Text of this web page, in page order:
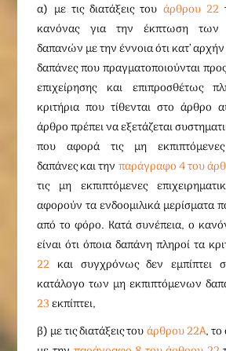
α) με τις διατάξεις του άρθρου 22
κανόνας για την έκπτωση των
δαπανών με την έννοια ότι κατ’
δαπάνες που πραγματοποιούνται
επιχείρησης και επιπροσθέτως
κριτήρια που τίθενται στο
άρθρο πρέπει να εξετάζεται
που αφορά τις μη εκπιπτόμενες
δαπάνες και την παράγραφο 4 του
τις μη εκπιπτόμενες
αφορούν τα ενδοομιλικά μερίσματα
από το φόρο. Κατά συνέπεια, ο
είναι ότι όποια δαπάνη πληροί τα
22 και συγχρόνως δεν εμπίπτει
κατάλογο των μη εκπιπτόμενων
23εκπίπτει,
β) με τις διατάξεις τουάρθρου 22Α, το